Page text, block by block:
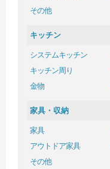
その他
キッチン
システムキッチン
キッチン周り
金物
家具・収納
家具
アウトドア家具
その他